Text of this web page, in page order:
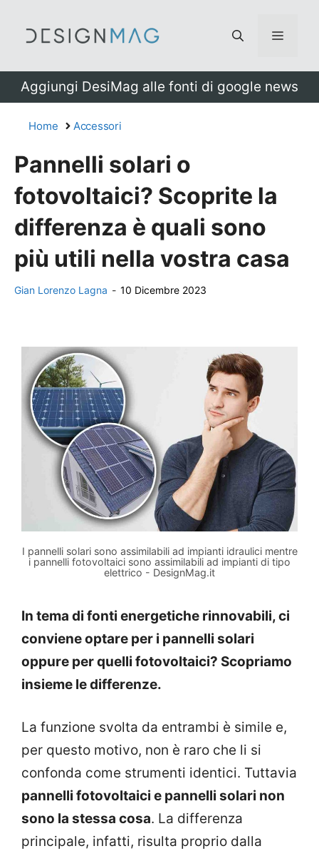
Menu
Aggiungi DesiMag alle fonti di google news
Home Accessori
Pannelli solari o
fotovoltaici? Scoprite la
differenza è quali sono
più utili nella vostra casa
Gian Lorenzo Lagna - 10 Dicembre 2023
I pannelli solari sono assimilabili ad impianti idraulici mentre
i pannelli fotovoltaici sono assimilabili ad impianti di tipo
elettrico - DesignMag.it
In tema di fonti energetiche rinnovabili, ci
conviene optare per i pannelli solari
oppure per quelli fotovoltaici? Scopriamo
insieme le differenze.
La funzione svolta da entrambi è simile e,
per questo motivo, non è raro che li si
confonda come strumenti identici. Tuttavia
pannelli fotovoltaici e pannelli solari non
sono la stessa cosa. La differenza
principale, infatti, risulta proprio dalla